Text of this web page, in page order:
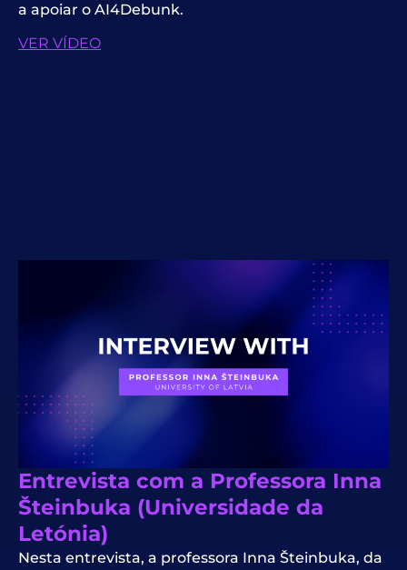
a apoiar o AI4Debunk.
VER VÍDEO
Entrevista com a Professora Inna
Šteinbuka (Universidade da
Letónia)
Nesta entrevista, a professora Inna Šteinbuka, da